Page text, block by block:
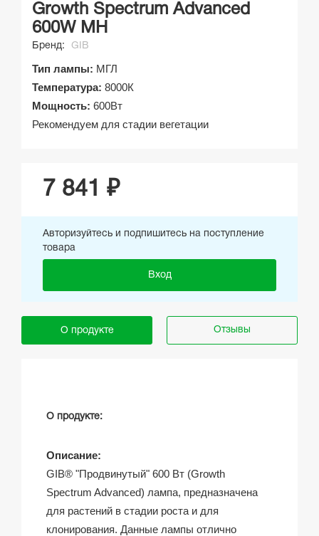
Growth Spectrum Advanced
600W MH
Бренд: GIB
Тип лампы: МГЛ
Температура: 8000К
Мощность: 600Вт
Рекомендуем для стадии вегетации
7 841 ₽
Авторизуйтесь и подпишитесь на поступление
товара
Вход
О продукте Отзывы
О продукте:
Описание:
GIB® "Продвинутый" 600 Вт (Growth
Spectrum Advanced) лампа, предназначена
для растений в стадии роста и для
клонирования. Данные лампы отлично